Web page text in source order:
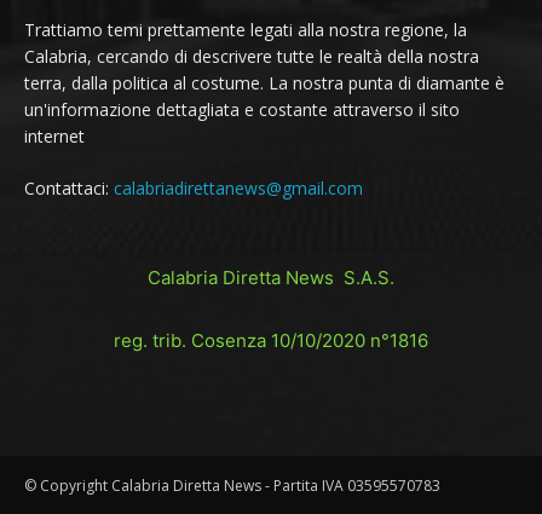
Trattiamo temi prettamente legati alla nostra regione, la
Calabria, cercando di descrivere tutte le realtà della nostra
terra, dalla politica al costume. La nostra punta di diamante è
un'informazione dettagliata e costante attraverso il sito
internet
Contattaci: calabriadirettanews@gmail.com
Calabria Diretta News S.A.S.
reg. trib. Cosenza 10/10/2020 n°1816
© Copyright Calabria Diretta News - Partita IVA 03595570783